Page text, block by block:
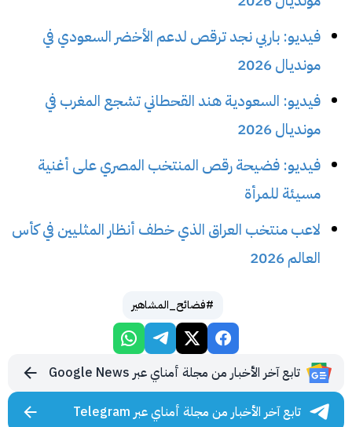
فيديو: باربي نجد ترقص لدعم الأخضر السعودي في
مونديال 2026
فيديو: السعودية هند القحطاني تشجع المغرب في
مونديال 2026
فيديو: فضيحة رقص المنتخب المصري على أغنية
مسيئة للمرأة
لاعب منتخب العراق الذي خطف أنظار المثليين في كأس
العالم 2026
#فضائح_المشاهير
تابع آخر الأخبار من مجلة أمناي عبر Google News
تابع آخر الأخبار من مجلة أمناي عبر Telegram